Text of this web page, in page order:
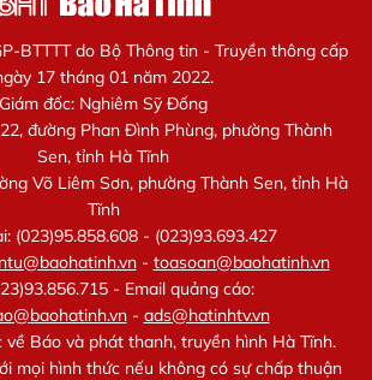
BTTTT do Bộ Thông tin - Truyền thông cấp
17 tháng 01 năm 2022.
Giám đốc: Nghiêm Sỹ Đống
đường Phan Đình Phùng, phường Thành
Sen, tỉnh Hà Tĩnh
Võ Liêm Sơn, phường Thành Sen, tỉnh Hà
Tĩnh
(023)95.858.608 - (023)93.693.427
- toasoan@baohatinh.vn
- Email quảng cáo:
- ads@hatinhtv.vn
về Báo và phát thanh, truyền hình Hà Tĩnh.
mọi hình thức nếu không có sự chấp thuận